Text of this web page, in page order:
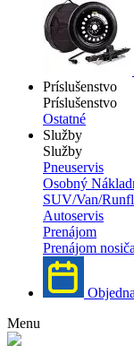
Príslušenstvo
Príslušenstvo
Ostatné
Služby
Služby
Pneuservis
Osobný
SUV/Van/
Autoservis
Prenájom
Prenájom
Menu